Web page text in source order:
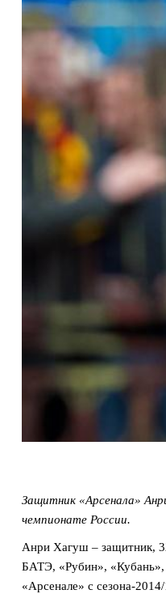
Защитник «Арсенала»
чемпионате России.
Анри Хагуш – защитник,
БАТЭ, «Рубин»,
«Арсенале» с сезона-